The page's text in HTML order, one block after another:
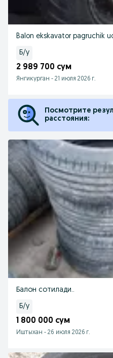
Balon ekskavator pagruchik
Б/у
2 989 700 сум
Янгикурган - 21 июля 2026 г.
Посмотрите
расстояния:
Балон сотилади..
Б/у
1 800 000 сум
Иштыхан - 26 июля 2026 г.